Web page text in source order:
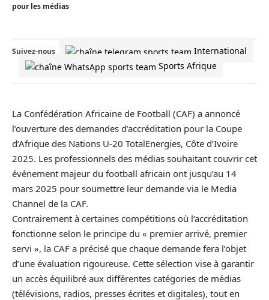
pour les médias
Suivez-nous
International
Sports Afrique
La Confédération Africaine de Football (CAF) a annoncé
l’ouverture des demandes d’accréditation pour la Coupe
d’Afrique des Nations U-20 TotalEnergies, Côte d’Ivoire
2025. Les professionnels des médias souhaitant couvrir cet
événement majeur du football africain ont jusqu’au 14
mars 2025 pour soumettre leur demande via le Media
Channel de la CAF.
Contrairement à certaines compétitions où l’accréditation
fonctionne selon le principe du « premier arrivé, premier
servi », la CAF a précisé que chaque demande fera l’objet
d’une évaluation rigoureuse. Cette sélection vise à garantir
un accès équilibré aux différentes catégories de médias
(télévisions, radios, presses écrites et digitales), tout en